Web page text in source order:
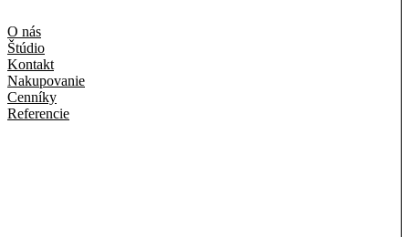
O nás
Štúdio
Kontakt
Nakupovanie
Cenníky
Referencie